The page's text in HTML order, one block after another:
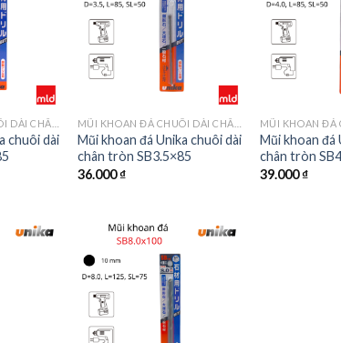
chuôi dài
Mũi khoan đá Unika chuôi dài
chân tròn SB3.5×85
36.000₫
Mũi khoan đá
chân tròn
39.000₫